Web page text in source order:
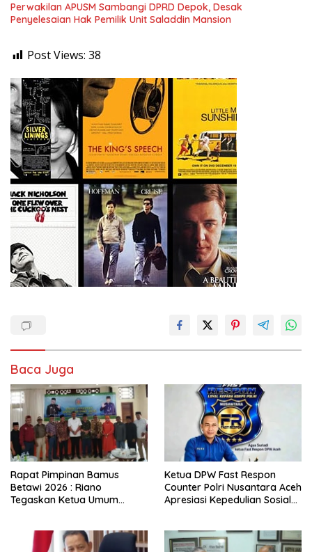
Perwakilan APUSM Sambangi DPRD Depok, Desak
Penyelesaian Hak Pemilik Unit Saladdin Mansion
Post Views: 38
Baca Juga
Rapat Pimpinan Bamus
Betawi 2026 : Riano
Tegaskan Ketua Umum
Ketua DPW Fast Respon
Counter Polri Nusantara Aceh
Apresiasi Kepedulian Sosial